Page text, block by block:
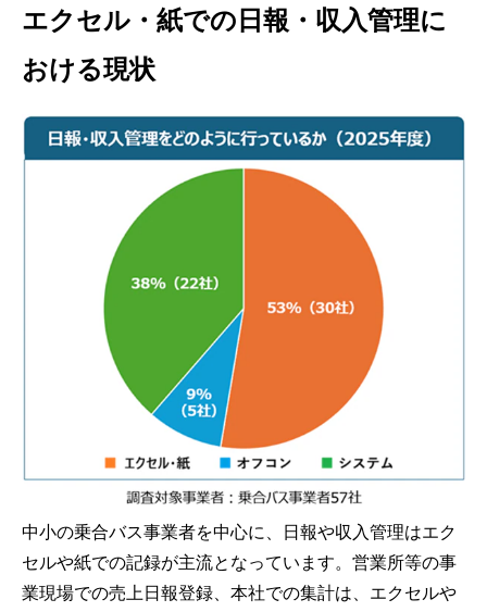
エクセル・紙での日報・収入管理に
おける現状
中小の乗合バス事業者を中心に、日報や収入管理はエク
セルや紙での記録が主流となっています。営業所等の事
業現場での売上日報登録、本社での集計は、エクセルや